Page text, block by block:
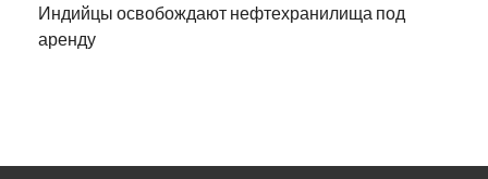
Индийцы освобождают нефтехранилища под
аренду